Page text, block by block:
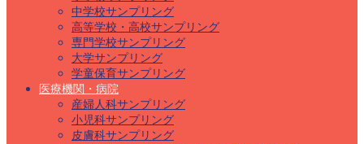
中学校サンプリング
高等学校・高校サンプリング
専門学校サンプリング
大学サンプリング
学童保育サンプリング
医療機関・病院
産婦人科サンプリング
小児科サンプリング
皮膚科サンプリング